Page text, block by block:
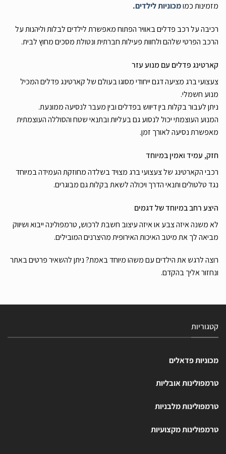
מזמינות כמומכוניות לילדים.
רכיבה על רכב פדלים באוויר הפתוח מאפשרת לילדים לבלות וליהנות על
הרכב הפרטי שלהם ולחוות פעילות חברתית ונטולת מסכים מחוץ לבית.
קארטינג פדלים עם מנוע עזר
צעצועי ברג מציעה דגם ייחודי מסוגו בעולם של קארטינג פדלים המכיל
מנוע חשמלי.
ניתן לעבור בקלות בין דיווש בפדלים ובין מעבר לנסיעה ממונעת.
המנוע העוצמתי יכול לנסוע גם בעליות ובתנאי שטח והסוללה העוצמתית
מאפשרת נסיעה לאורך זמן.
חזק, עמיד ואמין במיוחד
רכבי הקארטינג של צעצועי ברג מצויד בשלדה מחוזקת העמידה במיוחד
נגד טלטולים ותנאי הדרך ויכולה לשאת בקלות גם מבוגרים.
היצע רחב במיוחד של דגמים
לא משנה איזה צבע או איזה עיצוב חשבת לרכוש, טרמפולינה ייבוא ושיווק
מביאה לך את מיטב האיכות האירופית מהיצרנים המובילים.
רוצה לרגש את הילדים עם משהו מיוחד באמת? ניתן להשאיר פרטים באתר
ונחזור אליך בהקדם.
קטגוריות
מכוניות פדאלים
טרמפולינות אובליות
טרמפולינות מלבניות
טרמפולינות מקצועיות